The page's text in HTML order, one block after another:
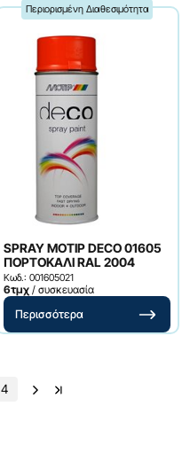
Περιορισμένη Διαθεσιμότητα
SPRAY ΜΟΤΙΡ DECO 01605
ΠΟΡΤΟΚΑΛΙ RAL 2004
Κωδ.: 001605021
6τμχ / συσκευασία
Περισσότερα
4